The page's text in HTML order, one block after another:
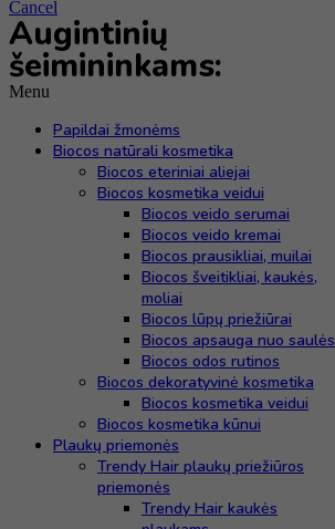
Cancel
Augintinių
šeimininkams:
Menu
Papildai žmonėms
Biocos natūrali kosmetika
Biocos eteriniai aliejai
Biocos kosmetika veidui
Biocos veido serumai
Biocos veido kremai
Biocos prausikliai, muilai
Biocos šveitikliai, kaukės,
moliai
Biocos lūpų priežiūrai
Biocos apsauga nuo saulės
Biocos odos rutinos
Biocos dekoratyvinė kosmetika
Biocos kosmetika veidui
Biocos kosmetika kūnui
Plaukų priemonės
Trendy Hair plaukų priežiūros
priemonės
Trendy Hair kaukės